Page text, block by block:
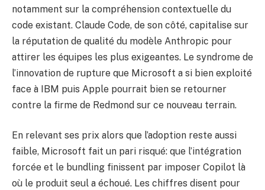
notamment sur la compréhension contextuelle du
code existant. Claude Code, de son côté, capitalise sur
la réputation de qualité du modèle Anthropic pour
attirer les équipes les plus exigeantes. Le syndrome de
l’innovation de rupture que Microsoft a si bien exploité
face à IBM puis Apple pourrait bien se retourner
contre la firme de Redmond sur ce nouveau terrain.
En relevant ses prix alors que l’adoption reste aussi
faible, Microsoft fait un pari risqué: que l’intégration
forcée et le bundling finissent par imposer Copilot là
où le produit seul a échoué. Les chiffres disent pour